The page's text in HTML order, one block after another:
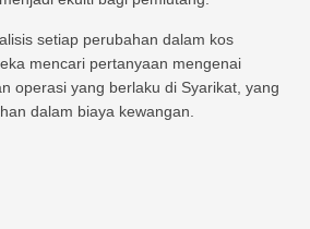
setiap perubahan dalam kos
mencari pertanyaan mengenai
operasi yang berlaku di Syarikat, yang
dalam biaya kewangan.